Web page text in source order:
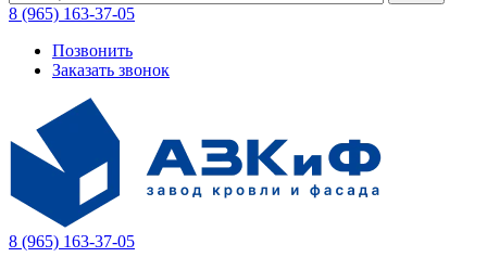
8 (965) 163-37-05
Позвонить
Заказать звонок
8 (965) 163-37-05